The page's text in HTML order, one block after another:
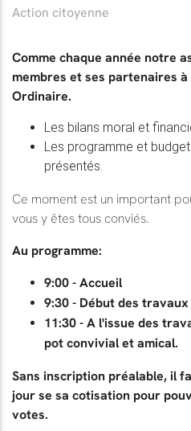
Action citoyenne
Comme chaque année notre
membres et ses partenaires
Ordinaire.
Les bilans moral et
Les programme et
présentés.
Ce moment est un important
vous y êtes tous conviés.
Au programme:
9:00 - Accueil
9:30 - Début des travaux
11:30 - A l'issue des
pot convivial et amical.
Sans inscription préalable, il
jour se sa cotisation pour
votes.